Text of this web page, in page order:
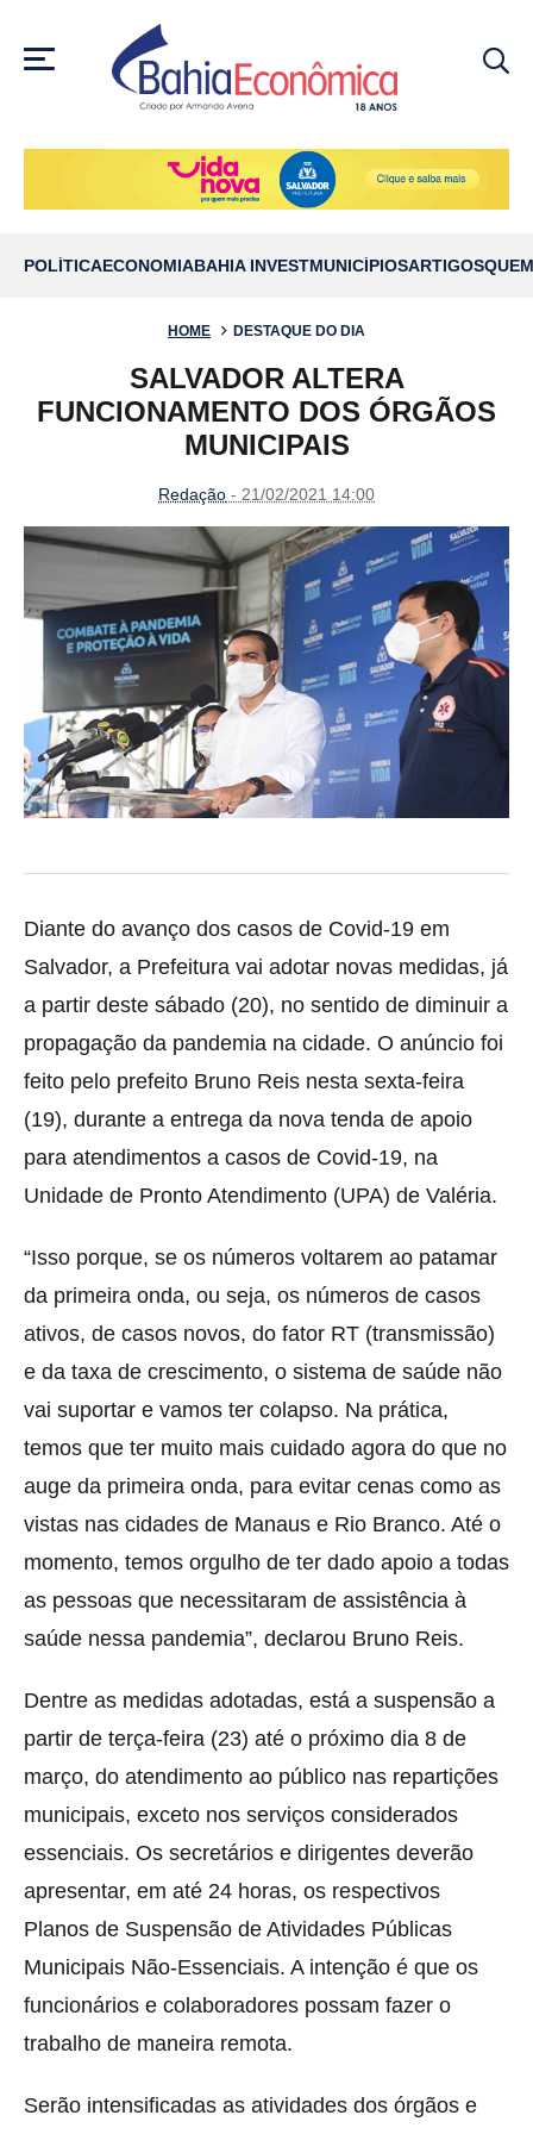
MENU
POLÍTICAECONOMIABAHIA INVESTMUNICÍPIOSARTIGOS
HOME DESTAQUE DO DIA
SALVADOR ALTERA
FUNCIONAMENTO DOS ÓRGÃOS
MUNICIPAIS
Redação - 21/02/2021 14:00
Diante do avanço dos casos de Covid-19 em
Salvador, a Prefeitura vai adotar novas medidas, já
a partir deste sábado (20), no sentido de diminuir a
propagação da pandemia na cidade. O anúncio foi
feito pelo prefeito Bruno Reis nesta sexta-feira
(19), durante a entrega da nova tenda de apoio
para atendimentos a casos de Covid-19, na
Unidade de Pronto Atendimento (UPA) de Valéria.
“Isso porque, se os números voltarem ao patamar
da primeira onda, ou seja, os números de casos
ativos, de casos novos, do fator RT (transmissão)
e da taxa de crescimento, o sistema de saúde não
vai suportar e vamos ter colapso. Na prática,
temos que ter muito mais cuidado agora do que no
auge da primeira onda, para evitar cenas como as
vistas nas cidades de Manaus e Rio Branco. Até o
momento, temos orgulho de ter dado apoio a todas
as pessoas que necessitaram de assistência à
saúde nessa pandemia”, declarou Bruno Reis.
Dentre as medidas adotadas, está a suspensão a
partir de terça-feira (23) até o próximo dia 8 de
março, do atendimento ao público nas repartições
municipais, exceto nos serviços considerados
essenciais. Os secretários e dirigentes deverão
apresentar, em até 24 horas, os respectivos
Planos de Suspensão de Atividades Públicas
Municipais Não-Essenciais. A intenção é que os
funcionários e colaboradores possam fazer o
trabalho de maneira remota.
Serão intensificadas as atividades dos órgãos e